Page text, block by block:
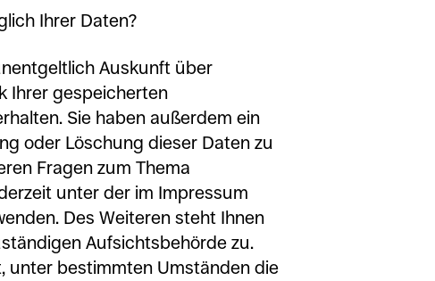
Ihrer Daten?
Auskunft über
Ihrer gespeicherten
Sie haben außerdem ein
oder Löschung dieser Daten zu
Fragen zum Thema
unter der im Impressum
Des Weiteren steht Ihnen
Aufsichtsbehörde zu.
unter bestimmten Umständen die